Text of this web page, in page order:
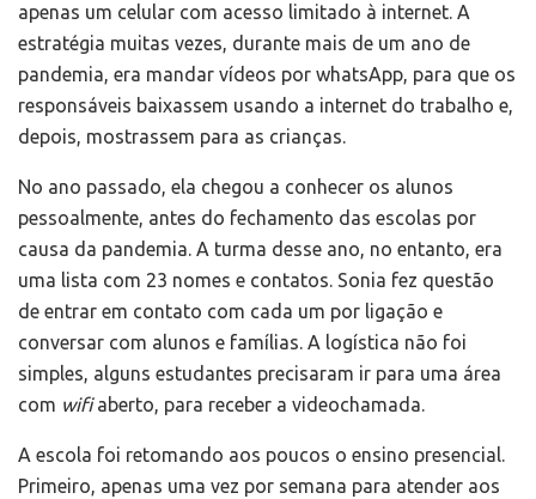
apenas um celular com acesso limitado à internet. A
estratégia muitas vezes, durante mais de um ano de
pandemia, era mandar vídeos por whatsApp, para que os
responsáveis baixassem usando a internet do trabalho e,
depois, mostrassem para as crianças.
No ano passado, ela chegou a conhecer os alunos
pessoalmente, antes do fechamento das escolas por
causa da pandemia. A turma desse ano, no entanto, era
uma lista com 23 nomes e contatos. Sonia fez questão
de entrar em contato com cada um por ligação e
conversar com alunos e famílias. A logística não foi
simples, alguns estudantes precisaram ir para uma área
com wifiaberto, para receber a videochamada.
A escola foi retomando aos poucos o ensino presencial.
Primeiro, apenas uma vez por semana para atender aos